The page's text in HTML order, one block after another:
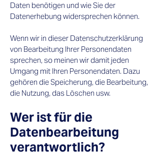
Daten benötigen und wie Sie der
Datenerhebung widersprechen können.
Wenn wir in dieser Datenschutzerklärung
von Bearbeitung Ihrer Personendaten
sprechen, so meinen wir damit jeden
Umgang mit Ihren Personendaten. Dazu
gehören die Speicherung, die Bearbeitung,
die Nutzung, das Löschen usw.​
Wer ist für die
Datenbearbeitung
verantwortlich?​